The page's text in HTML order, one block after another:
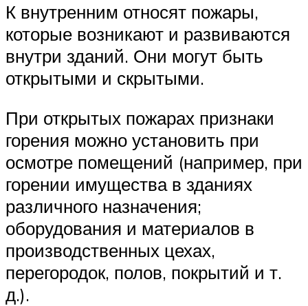
К внутренним относят пожары,
которые возникают и развиваются
внутри зданий. Они могут быть
открытыми и скрытыми.
При открытых пожарах признаки
горения можно установить при
осмотре помещений (например, при
горении имущества в зданиях
различного назначения;
оборудования и материалов в
производственных цехах,
перегородок, полов, покрытий и т.
д.).